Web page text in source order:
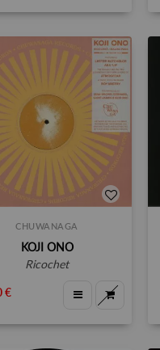
CHUWANAGA
KOJI ONO
ricochet
€